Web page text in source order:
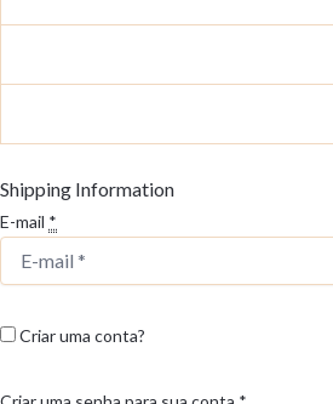
Shipping Information
E-mail *
Criar uma conta?